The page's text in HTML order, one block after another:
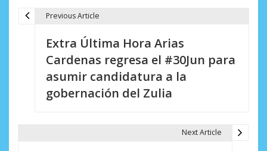
Previous Article
Extra Última Hora Arias
Cardenas regresa el #30Jun para
asumir candidatura a la
gobernación del Zulia
Next Article